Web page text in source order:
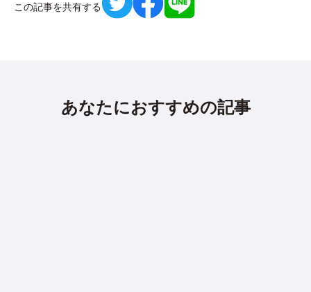
この記事を共有する
あなたにおすすめの記事